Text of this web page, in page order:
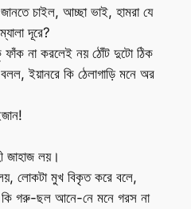
চাইল, আচ্ছা ভাই, হামরা যে
দূরে?
না করলেই নয় ঠোঁট দুটো ঠিক
ইয়ানরে কি ঠেলাগাড়ি মনে অর
জাহাজ লয়।
লয়, লোকটা মুখ বিকৃত করে বলে,
কি গরু-ছল আনে-নে মনে গরস না